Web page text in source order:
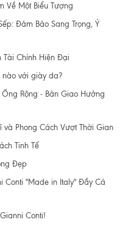
Về Một Biểu Tượng
Đảm Bảo Sang Trọng, Ý
Tài Chính Hiện Đại
nào với giày da?
Rộng - Bản Giao Hưởng
và Phong Cách Vượt Thời Gian
Tinh Tế
Đẹp
Conti "Made in Italy" Đầy Cá
Conti!